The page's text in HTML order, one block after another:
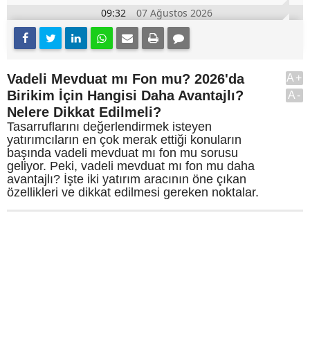
09:32 07 Ağustos 2026
Vadeli Mevduat mı Fon mu? 2026'da
Birikim İçin Hangisi Daha Avantajlı?
Nelere Dikkat Edilmeli?
Tasarruflarını değerlendirmek isteyen
yatırımcıların en çok merak ettiği konuların
başında vadeli mevduat mı fon mu sorusu
geliyor. Peki, vadeli mevduat mı fon mu daha
avantajlı? İşte iki yatırım aracının öne çıkan
özellikleri ve dikkat edilmesi gereken noktalar.
A+
A-